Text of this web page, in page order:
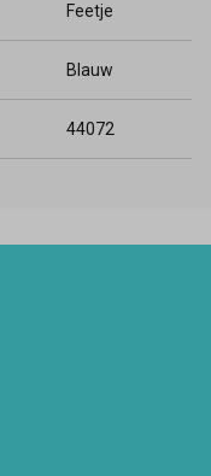
Feetje
Blauw
44072